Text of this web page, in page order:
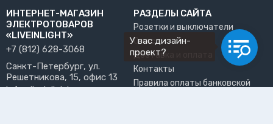
ИНТЕРНЕТ-МАГАЗИН
ЭЛЕКТРОТОВАРОВ
«LIVEINLIGHT»
+7 (812) 628-3068
Санкт-Петербург, ул.
Решетникова, 15, офис 13
info@liveinlight.ru
РАЗДЕЛЫ САЙТА
Розетки и выключатели
О нас
Доставка и оплата
Контакты
Правила оплаты банковской
У вас дизайн-
проект?